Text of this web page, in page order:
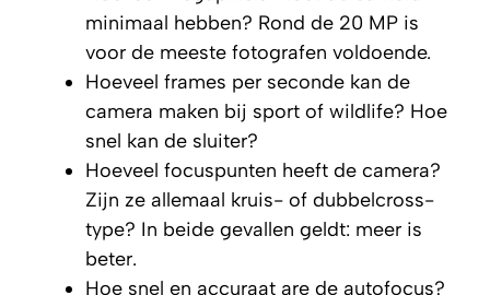
minimaal hebben? Rond de 20 MP is
voor de meeste fotografen voldoende.
Hoeveel frames per seconde kan de
camera maken bij sport of wildlife? Hoe
snel kan de sluiter?
Hoeveel focuspunten heeft de camera?
Zijn ze allemaal kruis- of dubbelcross-
type? In beide gevallen geldt: meer is
beter.
Hoe snel en accuraat are de autofocus?